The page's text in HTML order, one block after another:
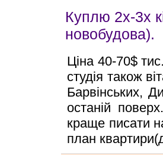
Куплю 2х-3х
новобудова).
Ціна 40-70$
студія також
Барвінських,
останій
краще писати
план